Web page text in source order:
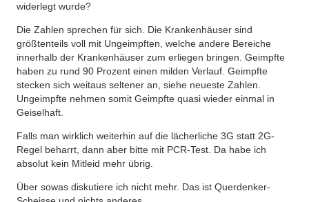
widerlegt wurde?
Die Zahlen sprechen für sich. Die Krankenhäuser sind
größtenteils voll mit Ungeimpften, welche andere Bereiche
innerhalb der Krankenhäuser zum erliegen bringen. Geimpfte
haben zu rund 90 Prozent einen milden Verlauf. Geimpfte
stecken sich weitaus seltener an, siehe neueste Zahlen.
Ungeimpfte nehmen somit Geimpfte quasi wieder einmal in
Geiselhaft.
Falls man wirklich weiterhin auf die lächerliche 3G statt 2G-
Regel beharrt, dann aber bitte mit PCR-Test. Da habe ich
absolut kein Mitleid mehr übrig.
Über sowas diskutiere ich nicht mehr. Das ist Querdenker-